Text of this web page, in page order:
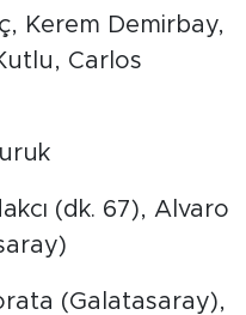
Kerem Demirbay,
Carlos
(dk. 67), Alvaro
(Galatasaray),